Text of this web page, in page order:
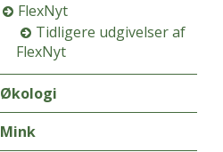
FlexNyt
Tidligere udgivelser af
FlexNyt
Økologi
Mink